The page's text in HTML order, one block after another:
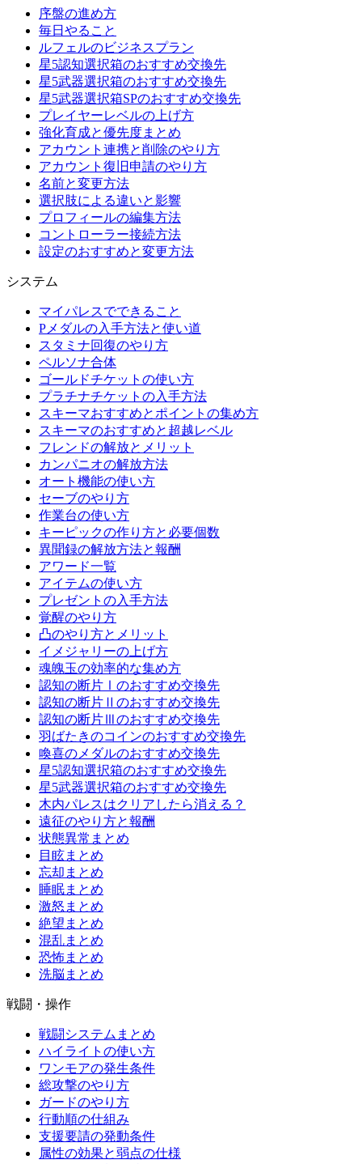
序盤の進め方
毎日やること
ルフェルのビジネスプラン
星5認知選択箱のおすすめ交換先
星5武器選択箱のおすすめ交換先
星5武器選択箱SPのおすすめ交換先
プレイヤーレベルの上げ方
強化育成と優先度まとめ
アカウント連携と削除のやり方
アカウント復旧申請のやり方
名前と変更方法
選択肢による違いと影響
プロフィールの編集方法
コントローラー接続方法
設定のおすすめと変更方法
システム
マイパレスでできること
Pメダルの入手方法と使い道
スタミナ回復のやり方
ペルソナ合体
ゴールドチケットの使い方
プラチナチケットの入手方法
スキーマおすすめとポイントの集め方
スキーマのおすすめと超越レベル
フレンドの解放とメリット
カンパニオの解放方法
オート機能の使い方
セーブのやり方
作業台の使い方
キーピックの作り方と必要個数
異聞録の解放方法と報酬
アワード一覧
アイテムの使い方
プレゼントの入手方法
覚醒のやり方
凸のやり方とメリット
イメジャリーの上げ方
魂魄玉の効率的な集め方
認知の断片Ⅰのおすすめ交換先
認知の断片Ⅱのおすすめ交換先
認知の断片Ⅲのおすすめ交換先
羽ばたきのコインのおすすめ交換先
喚喜のメダルのおすすめ交換先
星5認知選択箱のおすすめ交換先
星5武器選択箱のおすすめ交換先
木内パレスはクリアしたら消える？
遠征のやり方と報酬
状態異常まとめ
目眩まとめ
忘却まとめ
睡眠まとめ
激怒まとめ
絶望まとめ
混乱まとめ
恐怖まとめ
洗脳まとめ
戦闘・操作
戦闘システムまとめ
ハイライトの使い方
ワンモアの発生条件
総攻撃のやり方
ガードのやり方
行動順の仕組み
支援要請の発動条件
属性の効果と弱点の仕様